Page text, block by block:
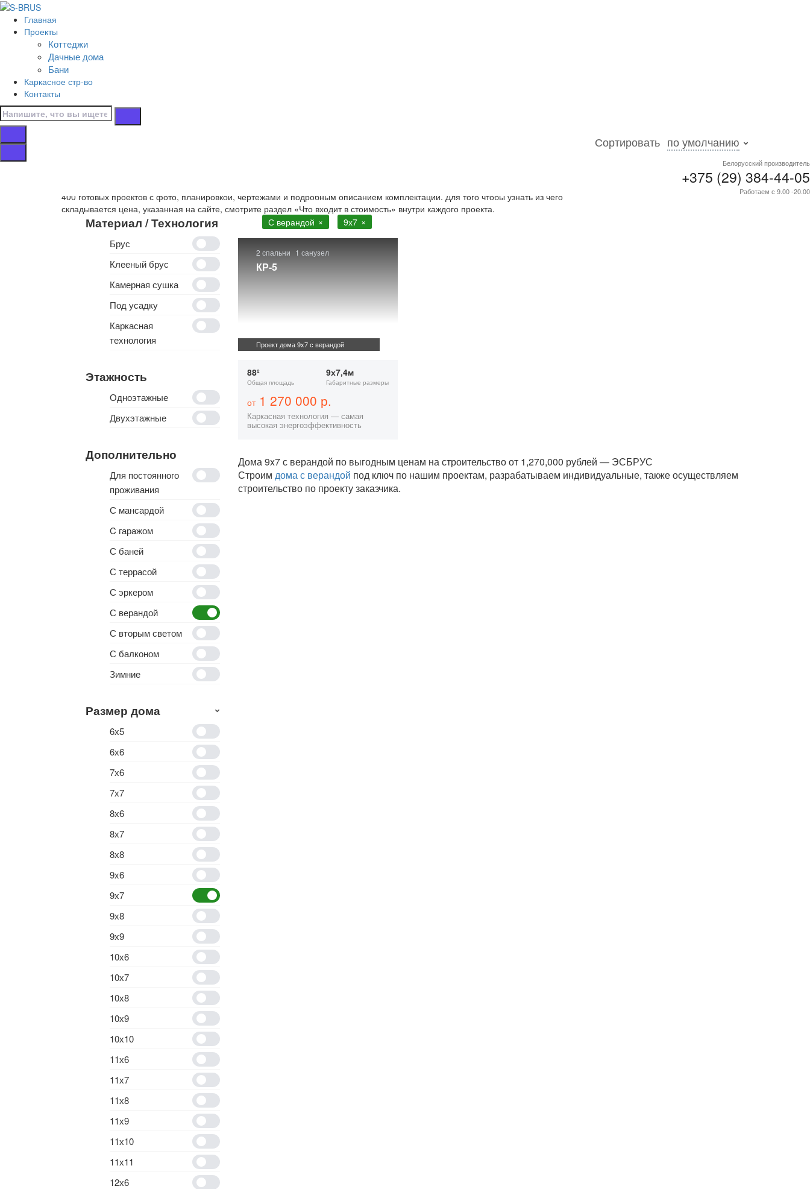
Перейти к контенту
Главная
Проекты
Коттеджи
Дачные дома
Бани
Каркасное стр-во
Контакты
Белорусский производитель
+375 (29) 384-44-05
Работаем с 9.00 -20.00
Коттеджи
/
С верандой
/
Сортировать по умолчанию
400 готовых проектов с фото, планировкой, чертежами и подробным описанием комплектации. Для того чтобы узнать из чего
складывается цена, указанная на сайте, смотрите раздел «Что входит в стоимость» внутри каждого проекта.
Материал / Технология
Брус
Клееный брус
Камерная сушка
Под усадку
Каркасная
технология
Этажность
Одноэтажные
Двухэтажные
Дополнительно
Для постоянного
проживания
С мансардой
C гаражом
С баней
С террасой
С эркером
С верандой
С вторым светом
С балконом
Зимние
Размер дома
6х5
6х6
7х6
7х7
8х6
8х7
8х8
9x6
9х7
9х8
9х9
10х6
10х7
10х8
10х9
10х10
11х6
11х7
11х8
11х9
11х10
11х11
12х6
С верандой 9х7
2 спальни 1 санузел
КР-5
Проект дома 9x7 с верандой
88²
Общая площадь
9х7,4м
Габаритные размеры
от1 270 000 р.
Каркасная технология — самая
высокая энергоэффективность
Дома 9x7 с верандой по выгодным ценам на строительство от 1,270,000 рублей — ЭСБРУС
Строим дома с верандой под ключ по нашим проектам, разрабатываем индивидуальные, также осуществляем
строительство по проекту заказчика.